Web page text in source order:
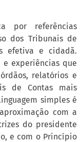
por referências
dos Tribunais de
efetiva e cidadã.
e experiências que
relatórios e
de Contas mais
simples é
com a
do presidente
e com o Princípio